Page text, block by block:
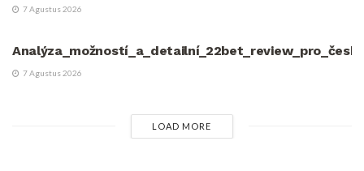
7 Agustus 2026
7 Agustus 2026
LOAD MORE